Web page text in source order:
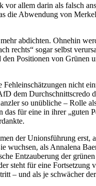
allem darin als falsch
Abwendung von
abdichten. Ohnehin
rechts“ sogar selbst
Positionen von Grünen
nicht
Durchschnittscredo
so unübliche – Rolle
für eine in ihrer „guten
der Unionsführung
wuchsen, als Annalena
Entzauberung der
steht für eine
– und als je schwächer